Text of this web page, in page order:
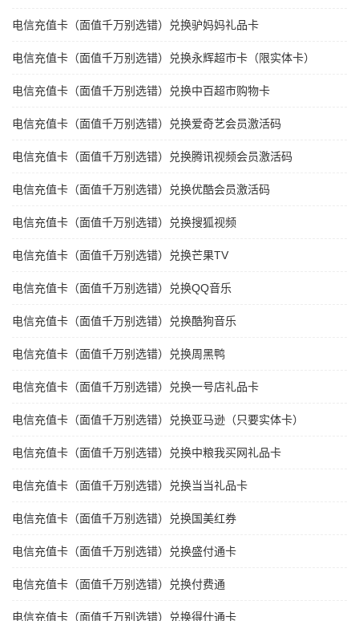
电信充值卡（面值千万别选错）兑换驴妈妈礼品卡
电信充值卡（面值千万别选错）兑换永辉超市卡（限实体卡）
电信充值卡（面值千万别选错）兑换中百超市购物卡
电信充值卡（面值千万别选错）兑换爱奇艺会员激活码
电信充值卡（面值千万别选错）兑换腾讯视频会员激活码
电信充值卡（面值千万别选错）兑换优酷会员激活码
电信充值卡（面值千万别选错）兑换搜狐视频
电信充值卡（面值千万别选错）兑换芒果TV
电信充值卡（面值千万别选错）兑换QQ音乐
电信充值卡（面值千万别选错）兑换酷狗音乐
电信充值卡（面值千万别选错）兑换周黑鸭
电信充值卡（面值千万别选错）兑换一号店礼品卡
电信充值卡（面值千万别选错）兑换亚马逊（只要实体卡）
电信充值卡（面值千万别选错）兑换中粮我买网礼品卡
电信充值卡（面值千万别选错）兑换当当礼品卡
电信充值卡（面值千万别选错）兑换国美红券
电信充值卡（面值千万别选错）兑换盛付通卡
电信充值卡（面值千万别选错）兑换付费通
电信充值卡（面值千万别选错）兑换得仕通卡